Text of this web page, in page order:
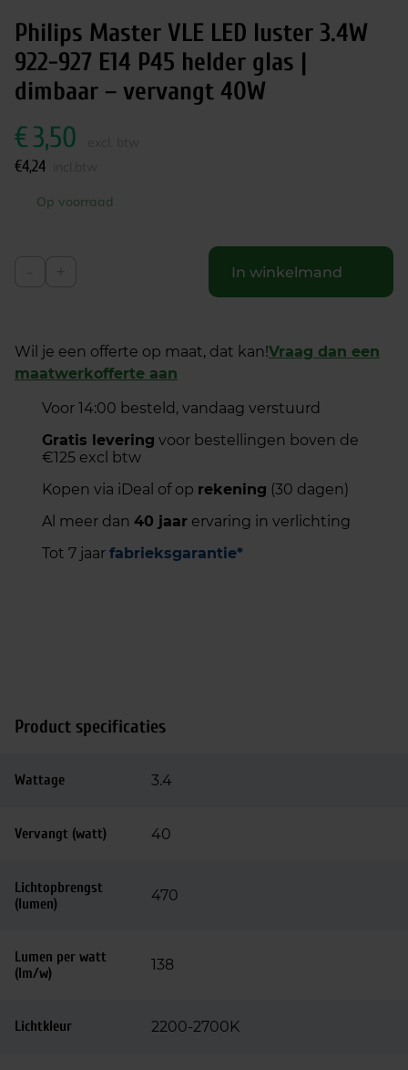
Philips Master VLE LED luster 3.4W
922-927 E14 P45 helder glas |
dimbaar – vervangt 40W
€3,50
€4,24
Op voorraad
In winkelmand
Wil je een offerte op maat, dat kan!Vraag dan een
maatwerkofferte aan
Voor 14:00 besteld, vandaag verstuurd
Gratis levering voor bestellingen boven de
€125 excl btw
Kopen via iDeal of op rekening (30 dagen)
Al meer dan 40 jaar ervaring in verlichting
Tot 7 jaar fabrieksgarantie*
Product specificaties
Wattage 3.4
Vervangt (watt) 40
Lichtopbrengst
(lumen)
470
Lumen per watt
(lm/w)
138
Lichtkleur 2200-2700K